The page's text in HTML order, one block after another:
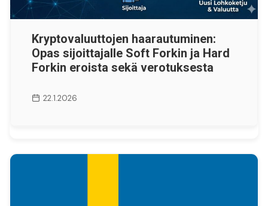
Kryptovaluuttojen haarautuminen:
Opas sijoittajalle Soft Forkin ja Hard
Forkin eroista sekä verotuksesta
22.1.2026